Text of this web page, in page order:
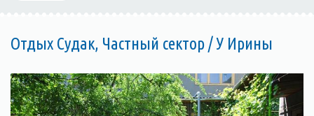
Отдых Судак, Частный сектор / У Ирины